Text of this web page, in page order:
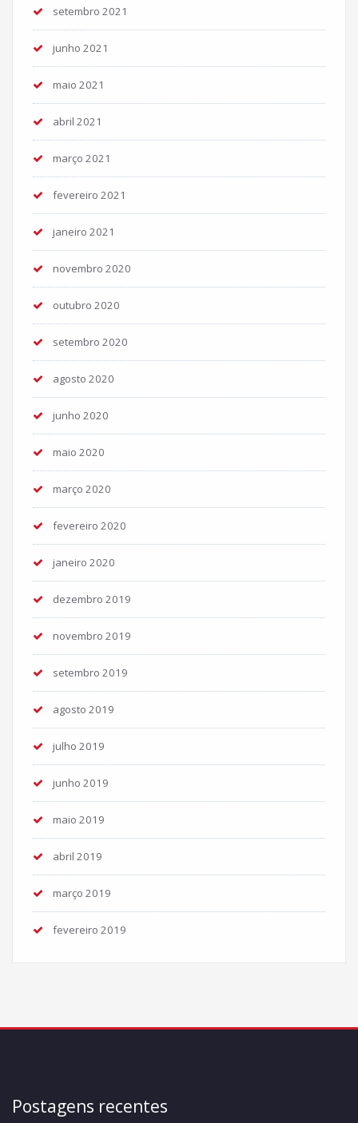
setembro 2021
junho 2021
maio 2021
abril 2021
março 2021
fevereiro 2021
janeiro 2021
novembro 2020
outubro 2020
setembro 2020
agosto 2020
junho 2020
maio 2020
março 2020
fevereiro 2020
janeiro 2020
dezembro 2019
novembro 2019
setembro 2019
agosto 2019
julho 2019
junho 2019
maio 2019
abril 2019
março 2019
fevereiro 2019
Postagens recentes